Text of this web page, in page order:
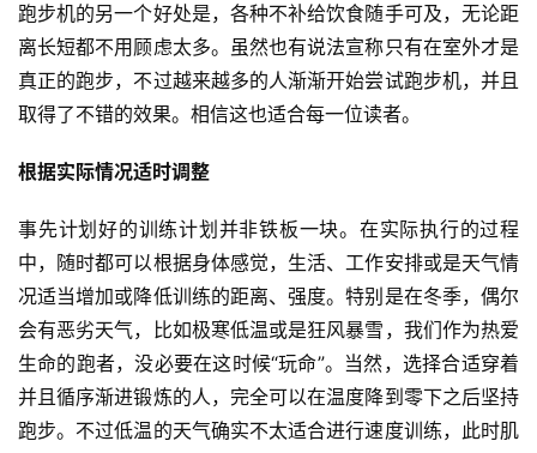
跑步机的另一个好处是，各种不补给饮食随手可及，无论距
离长短都不用顾虑太多。虽然也有说法宣称只有在室外才是
真正的跑步，不过越来越多的人渐渐开始尝试跑步机，并且
取得了不错的效果。相信这也适合每一位读者。
根据实际情况适时调整
事先计划好的训练计划并非铁板一块。在实际执行的过程
中，随时都可以根据身体感觉，生活、工作安排或是天气情
况适当增加或降低训练的距离、强度。特别是在冬季，偶尔
会有恶劣天气，比如极寒低温或是狂风暴雪，我们作为热爱
生命的跑者，没必要在这时候“玩命”。当然，选择合适穿着
并且循序渐进锻炼的人，完全可以在温度降到零下之后坚持
跑步。不过低温的天气确实不太适合进行速度训练，此时肌